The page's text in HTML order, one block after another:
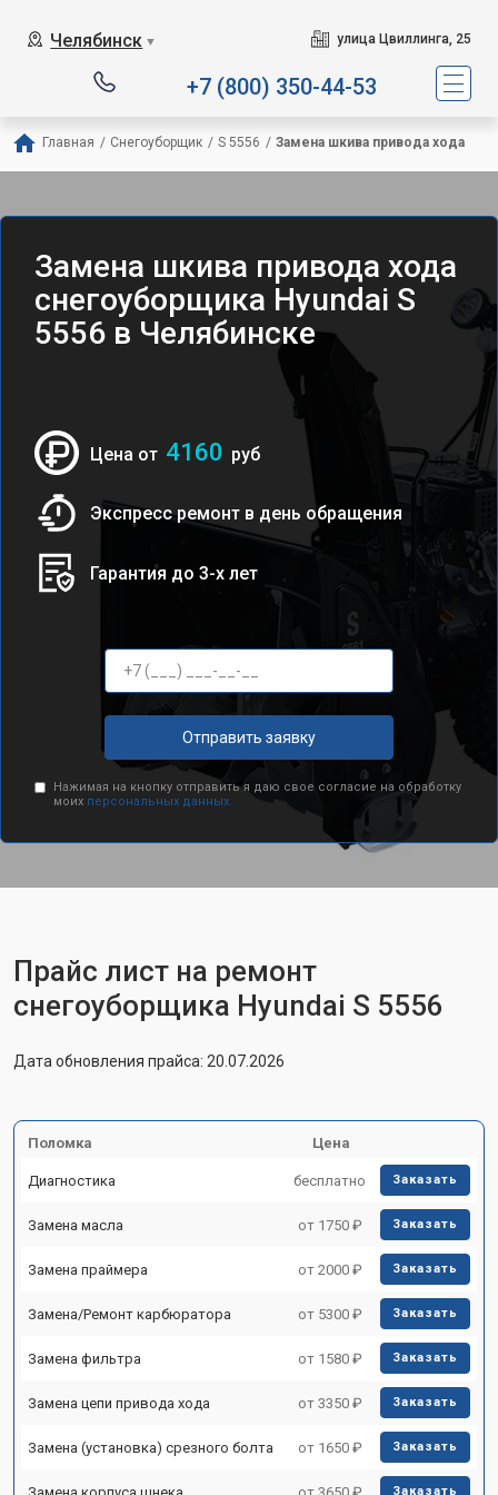
Челябинск ▼ улица Цвиллинга, 25
+7 (800) 350-44-53
Главная / Снегоуборщик / S 5556 / Замена шкива привода хода
Замена шкива привода хода
снегоуборщика Hyundai S
5556 в Челябинске
Цена от 4160 руб
Экспресс ремонт в день обращения
Гарантия до 3-х лет
Отправить заявку
Нажимая на кнопку отправить я даю свое согласие на обработку
моих персональных данных.
Прайс лист на ремонт
снегоуборщика Hyundai S 5556
Дата обновления прайса: 20.07.2026
Поломка Цена
Диагностика бесплатно Заказать
Замена масла от 1750 ₽ Заказать
Замена праймера от 2000 ₽ Заказать
Замена/Pемонт карбюратора от 5300 ₽ Заказать
Замена фильтра от 1580 ₽ Заказать
Замена цепи привода хода от 3350 ₽ Заказать
Замена (установка) срезного болта от 1650 ₽ Заказать
Замена корпуса шнека от 3650 ₽ Заказать